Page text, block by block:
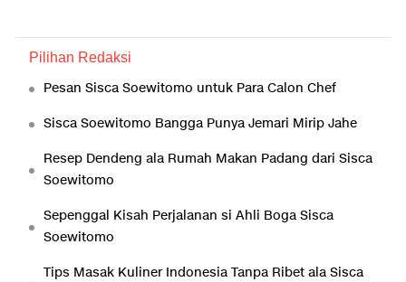
Pilihan Redaksi
Pesan Sisca Soewitomo untuk Para Calon Chef
Sisca Soewitomo Bangga Punya Jemari Mirip Jahe
Resep Dendeng ala Rumah Makan Padang dari Sisca
Soewitomo
Sepenggal Kisah Perjalanan si Ahli Boga Sisca
Soewitomo
Tips Masak Kuliner Indonesia Tanpa Ribet ala Sisca